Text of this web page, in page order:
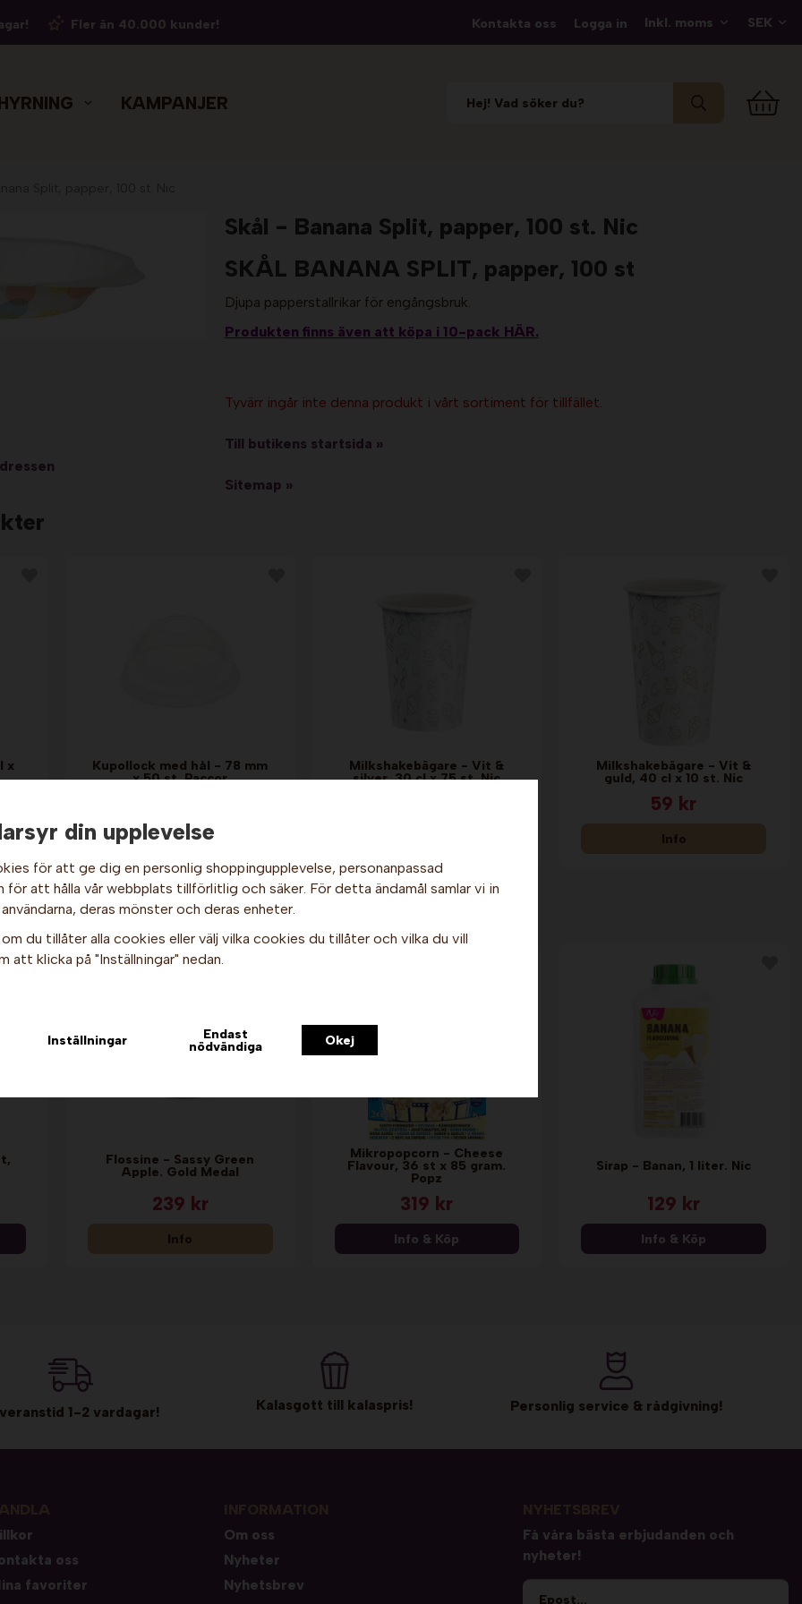
Hej och välkommen till Gottes!
företag (exkl. moms) för hur våra priser ska visas.
Fler än 40.000 kunder! Kontakta oss Logga in
KAMPANJER
Skål - Banana Split, papper, 100 st. Nic
SKÅL BANANA SPLIT, papper, 100 st
Djupa papperstallrikar för engångsbruk.
Produkten finns även att köpa i 10-pack HÄR.
Tyvärr ingår inte denna produkt i vårt sortiment för tillfället.
Till butikens startsida »
Sitemap »
x Kupollock med hål - 78 mm
x 50 st. Paccor
Info & Köp
Milkshakebägare - Vit &
silver, 30 cl x 75 st. Nic
Milkshakebägare - Vit &
guld, 40 cl x 10 st. Nic
59 kr
Info
Flossine - Sassy Green
Apple. Gold Medal
239 kr
Info
Mikropopcorn - Cheese
Flavour, 36 st x 85 gram.
Popz
319 kr
Info & Köp
Sirap - Banan, 1 liter. Nic
129 kr
Info & Köp
1-2 vardagar! Kalasgott till kalaspris! Personlig service & rådgivning!
oss
favoriter
Om oss
Nyheter
Nyhetsbrev
Få våra bästa erbjudanden och
nyheter!
din upplevelse
för att ge dig en personlig shoppingupplevelse, personanpassad
för att hålla vår webbplats tillförlitlig och säker. För detta ändamål samlar vi in
deras mönster och deras enheter.
om du tillåter alla cookies eller välj vilka cookies du tillåter och vilka du vill
att klicka på "Inställningar" nedan.
Inställningar Endast
nödvändiga Okej